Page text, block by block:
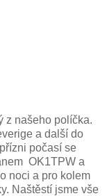
z našeho políčka.
a další do
počasí se
OK1TPW a
noci a pro kolem
Naštěstí jsme vše